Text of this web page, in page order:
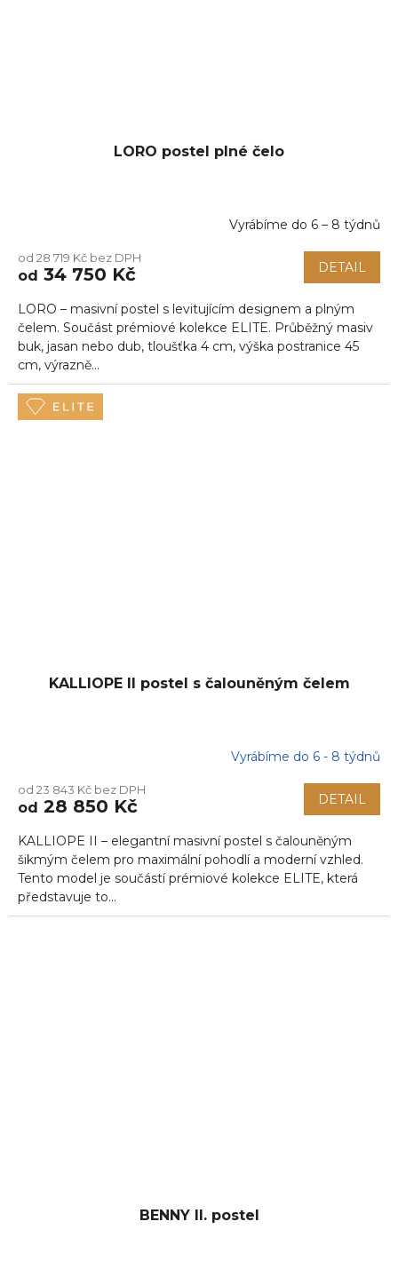
LORO postel plné čelo
produktu
je
z
5
hvězdiček.
Vyrábíme do 6 – 8 týdnů
od 28 719 Kč bez DPH
od 34 750 Kč DETAIL
LORO – masivní postel s levitujícím designem a plným
čelem. Součást prémiové kolekce ELITE. Průběžný masiv
buk, jasan nebo dub, tloušťka 4 cm, výška postranice 45
cm, výrazně...
KALLIOPE II postel s čalouněným čelem
produktu
je
z
5
hvězdiček.
Vyrábíme do 6 - 8 týdnů
od 23 843 Kč bez DPH
od 28 850 Kč DETAIL
KALLIOPE II – elegantní masivní postel s čalouněným
šikmým čelem pro maximální pohodlí a moderní vzhled.
Tento model je součástí prémiové kolekce ELITE, která
představuje to...
BENNY II. postel